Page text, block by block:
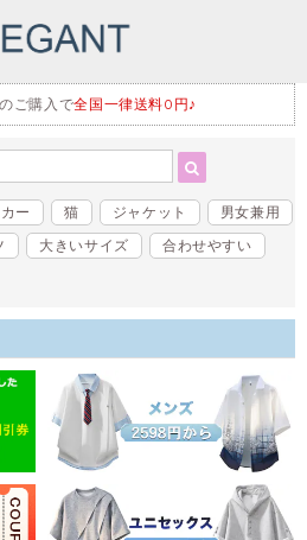
ご購入で全国一律送料0円♪
ー 猫 ジャケット
男女兼用
大きいサイズ
合わせやすい